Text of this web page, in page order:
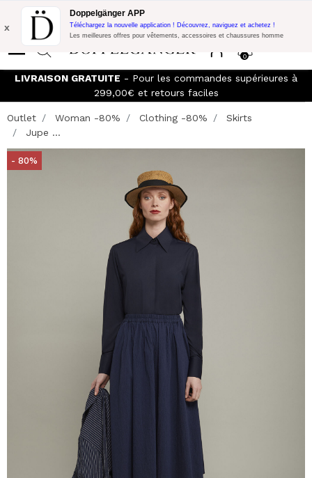
Promo Flash: 10% de réduction supplémentaire sur 300€ d'achat
avec le code:
0
x
Doppelgänger APP
Téléchargez la nouvelle application ! Découvrez, naviguez et achetez !
Les meilleures offres pour vêtements, accessoires et chaussures homme
LIVRAISON GRATUITE - Pour les commandes supérieures à
299,00€ et retours faciles
Outlet Woman -80% Clothing -80%
Skirts
Jupe ...
- 80%